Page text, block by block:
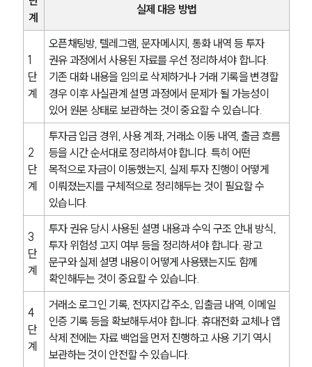
고객의 소리
통합검색
AI대륜
업무사례
형사 주요 업무사례
사례분석/최신동향
형사 법률정보
법률지식인
형사소송·상담후기
업무분야
형사그룹 업무
전체
구성원 소개
형사전문변호사
계
실제 대응 방법
1
단
계
오픈채팅방, 텔레그램, 문자메시지, 통화 내역 등 투자
권유 과정에서 사용된 자료를 우선 정리하셔야 합니다.
기존 대화 내용을 임의로 삭제하거나 거래 기록을 변경할
경우 이후 사실관계 설명 과정에서 문제가 될 가능성이
있어 원본 상태로 보관하는 것이 중요할 수 있습니다.
2
단
계
투자금 입금 경위, 사용 계좌, 거래소 이동 내역, 출금 흐름
등을 시간 순서대로 정리하셔야 합니다. 특히 어떤
목적으로 자금이 이동했는지, 실제 투자 진행이 어떻게
이뤄졌는지를 구체적으로 정리해두는 것이 필요할 수
있습니다.
3
단
계
투자 권유 당시 사용된 설명 내용과 수익 구조 안내 방식,
투자 위험성 고지 여부 등을 정리하셔야 합니다. 광고
문구와 실제 설명 내용이 어떻게 사용됐는지도 함께
확인해두는 것이 중요할 수 있습니다.
4
단
계
거래소 로그인 기록, 전자지갑 주소, 입출금 내역, 이메일
인증 기록 등을 확보해두셔야 합니다. 휴대전화 교체나 앱
삭제 전에는 자료 백업을 먼저 진행하고 사용 기기 역시
보관하는 것이 안전할 수 있습니다.